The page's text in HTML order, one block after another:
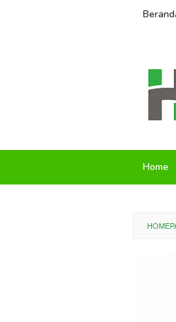
Home